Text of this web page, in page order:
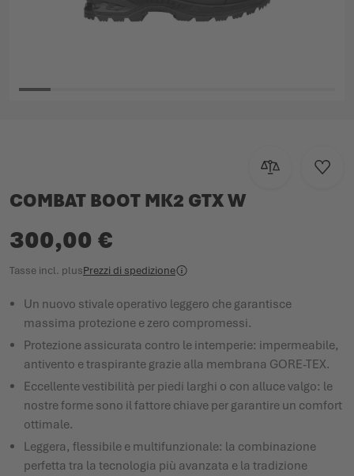
Aggiungi al
COMBAT BOOT MK2 GTX W
300,00 €
Tasse incl. plusPrezzi di spedizione
Un nuovo stivale operativo leggero che garantisce
massima protezione e zero compromessi.
Protezione assicurata contro le intemperie: impermeabile,
antivento e traspirante grazie alla membrana GORE-TEX.
Eccellente vestibilità per piedi larghi o con alluce valgo: le
nostre forme sono il fattore chiave per garantire un comfort
ottimale.
Leggera, flessibile e multifunzionale: la combinazione
perfetta tra la tecnologia più avanzata e la tradizione